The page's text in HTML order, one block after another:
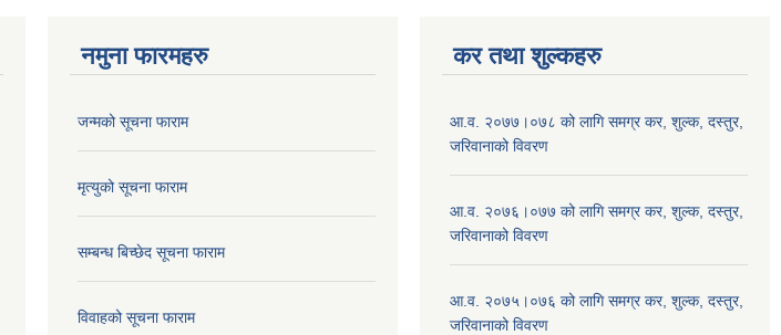
नमुना फारमहरु
जन्मको सूचना फाराम
मृत्युको सूचना फाराम
सम्बन्ध बिच्छेद सूचना फाराम
विवाहको सूचना फाराम
कर तथा शुल्कहरु
आ.व. २०७७।०७८ को लागि समग्र कर, शुल्क, दस्तुर,
जरिवानाको विवरण
आ.व. २०७६।०७७ को लागि समग्र कर, शुल्क, दस्तुर,
जरिवानाको विवरण
आ.व. २०७५।०७६ को लागि समग्र कर, शुल्क, दस्तुर,
जरिवानाको विवरण